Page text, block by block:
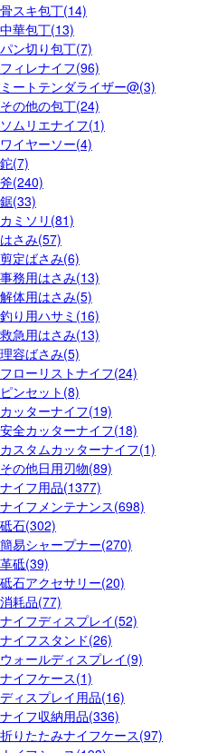
骨スキ包丁(14)
中華包丁(13)
パン切り包丁(7)
フィレナイフ(96)
ミートテンダライザー@(3)
その他の包丁(24)
ソムリエナイフ(1)
ワイヤーソー(4)
鉈(7)
斧(240)
鋸(33)
カミソリ(81)
はさみ(57)
剪定ばさみ(6)
事務用はさみ(13)
解体用はさみ(5)
釣り用ハサミ(16)
救急用はさみ(13)
理容ばさみ(5)
フローリストナイフ(24)
ピンセット(8)
カッターナイフ(19)
安全カッターナイフ(18)
カスタムカッターナイフ(1)
その他日用刃物(89)
ナイフ用品(1377)
ナイフメンテナンス(698)
砥石(302)
簡易シャープナー(270)
革砥(39)
砥石アクセサリー(20)
消耗品(77)
ナイフディスプレイ(52)
ナイフスタンド(26)
ウォールディスプレイ(9)
ナイフケース(1)
ディスプレイ用品(16)
ナイフ収納用品(336)
折りたたみナイフケース(97)